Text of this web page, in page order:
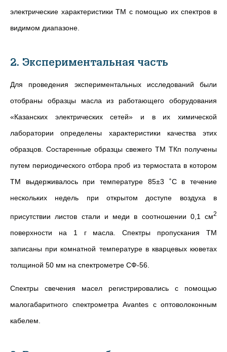
электрические характеристики ТМ с помощью их спектров в
видимом диапазоне.
2. Экспериментальная часть
Для проведения экспериментальных исследований были
отобраны образцы масла из работающего оборудования
«Казанских электрических сетей» и в их химической
лаборатории определены характеристики качества этих
образцов. Состаренные образцы свежего ТМ ТКп получены
путем периодического отбора проб из термостата в котором
ТМ выдерживалось при температуре 85±3 ˚C в течение
нескольких недель при открытом доступе воздуха в
присутствии листов стали и меди в соотношении 0,1 см2
поверхности на 1 г масла. Спектры пропускания ТМ
записаны при комнатной температуре в кварцевых кюветах
толщиной 50 мм на спектрометре СФ-56.
Спектры свечения масел регистрировались с помощью
малогабаритного спектрометра Avantes с оптоволоконным
кабелем.